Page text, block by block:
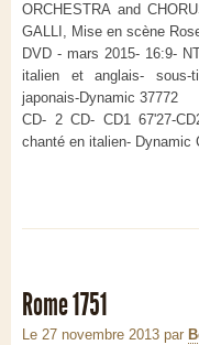
ORCHESTRA and
GALLI, Mise en scène
DVD - mars 2015- 16:9-
italien et anglais- sous-
japonais-Dynamic 37772
CD- 2 CD- CD1 67'27-
chanté en italien- Dynamic
Rome 1751
Le 27 novembre 2013 par